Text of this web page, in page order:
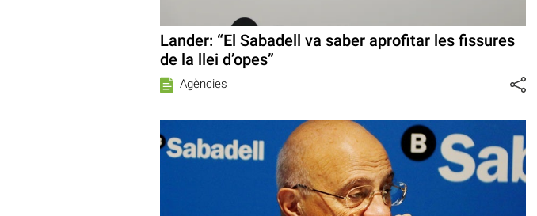
Lander: “El Sabadell va saber aprofitar les fissures
de la llei d’opes”
Agències